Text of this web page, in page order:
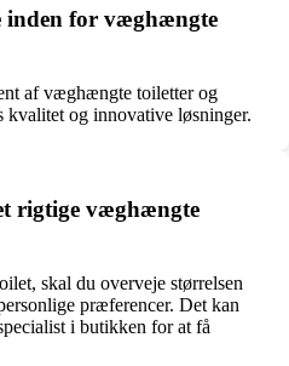
inden for væghængte
af væghængte toiletter og
kvalitet og innovative løsninger.
rigtige væghængte
skal du overveje størrelsen
præferencer. Det kan
i butikken for at få